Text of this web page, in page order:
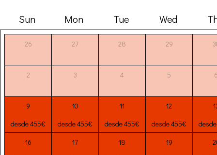
Sun Mon Tue Wed
26 27 28 29
2 3 4 5
9 10 11 12
desde 455€
desde 455€ desde 455€ desde 455€
16
17 18 19